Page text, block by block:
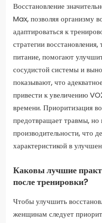
Восстановление
Max, позволяя организму
адаптироваться к
стратегии
питание, помогают
сосудистой системы и
показывают, что
привести к увеличению
времени. Приоритизация
предотвращает травмы,
производительности, что
характеристикой в
Каковы лучшие
после тренировки?
Чтобы улучшить
женщинам следует